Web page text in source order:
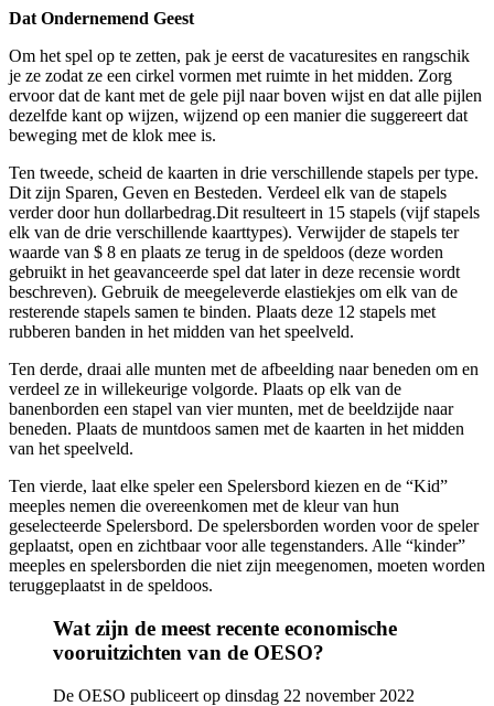
Dat Ondernemend Geest
Om het spel op te zetten, pak je eerst de vacaturesites en rangschik
je ze zodat ze een cirkel vormen met ruimte in het midden. Zorg
ervoor dat de kant met de gele pijl naar boven wijst en dat alle pijlen
dezelfde kant op wijzen, wijzend op een manier die suggereert dat
beweging met de klok mee is.
Ten tweede, scheid de kaarten in drie verschillende stapels per type.
Dit zijn Sparen, Geven en Besteden. Verdeel elk van de stapels
verder door hun dollarbedrag.Dit resulteert in 15 stapels (vijf stapels
elk van de drie verschillende kaarttypes). Verwijder de stapels ter
waarde van $ 8 en plaats ze terug in de speldoos (deze worden
gebruikt in het geavanceerde spel dat later in deze recensie wordt
beschreven). Gebruik de meegeleverde elastiekjes om elk van de
resterende stapels samen te binden. Plaats deze 12 stapels met
rubberen banden in het midden van het speelveld.
Ten derde, draai alle munten met de afbeelding naar beneden om en
verdeel ze in willekeurige volgorde. Plaats op elk van de
banenborden een stapel van vier munten, met de beeldzijde naar
beneden. Plaats de muntdoos samen met de kaarten in het midden
van het speelveld.
Ten vierde, laat elke speler een Spelersbord kiezen en de “Kid”
meeples nemen die overeenkomen met de kleur van hun
geselecteerde Spelersbord. De spelersborden worden voor de speler
geplaatst, open en zichtbaar voor alle tegenstanders. Alle “kinder”
meeples en spelersborden die niet zijn meegenomen, moeten worden
teruggeplaatst in de speldoos.
Wat zijn de meest recente economische
vooruitzichten van de OESO?
De OESO publiceert op dinsdag 22 november 2022